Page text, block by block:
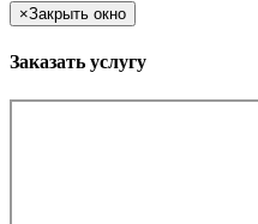
×Закрыть окно
Заказать услугу